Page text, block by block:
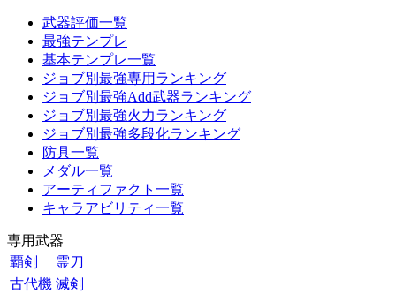
武器評価一覧
最強テンプレ
基本テンプレ一覧
ジョブ別最強専用ランキング
ジョブ別最強Add武器ランキング
ジョブ別最強火力ランキング
ジョブ別最強多段化ランキング
防具一覧
メダル一覧
アーティファクト一覧
キャラアビリティ一覧
専用武器
覇剣
霊刀
古代機 滅剣